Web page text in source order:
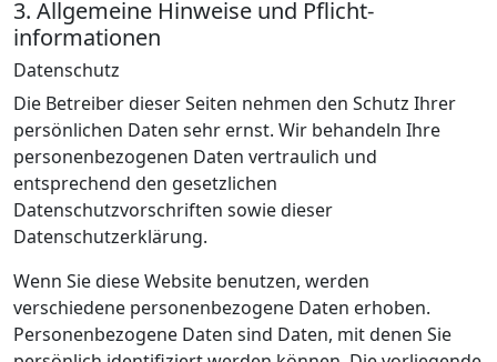
3. Allgemeine Hinweise und Pflicht­
informationen
Datenschutz
Die Betreiber dieser Seiten nehmen den Schutz Ihrer
persönlichen Daten sehr ernst. Wir behandeln Ihre
personenbezogenen Daten vertraulich und
entsprechend den gesetzlichen
Datenschutzvorschriften sowie dieser
Datenschutzerklärung.
Wenn Sie diese Website benutzen, werden
verschiedene personenbezogene Daten erhoben.
Personenbezogene Daten sind Daten, mit denen Sie